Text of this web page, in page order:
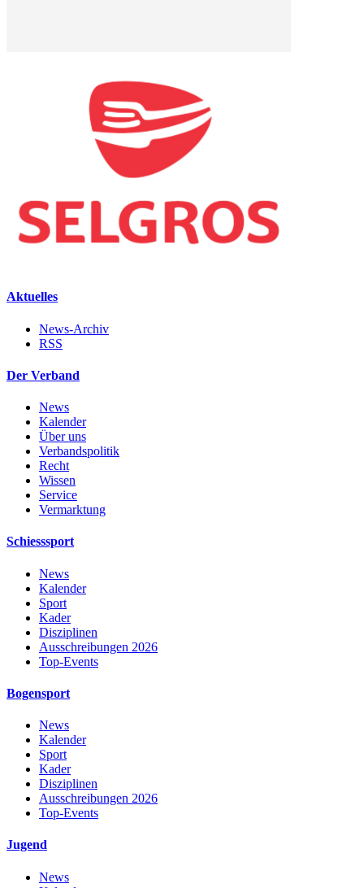
Aktuelles
News-Archiv
RSS
Der Verband
News
Kalender
Über uns
Verbandspolitik
Recht
Wissen
Service
Vermarktung
Schiesssport
News
Kalender
Sport
Kader
Disziplinen
Ausschreibungen 2026
Top-Events
Bogensport
News
Kalender
Sport
Kader
Disziplinen
Ausschreibungen 2026
Top-Events
Jugend
News